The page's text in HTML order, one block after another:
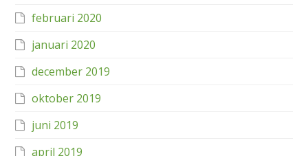
februari 2020
januari 2020
december 2019
oktober 2019
juni 2019
april 2019